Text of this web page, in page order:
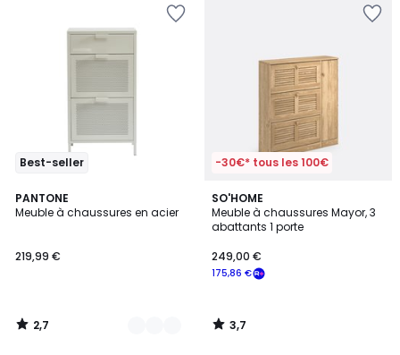
Best-seller
PANTONE
Meuble à chaussures en acier
219,99 €
2,7
/ 5
8
Couleurs
2,7
/
-30€* tous les 100€
SO'HOME
Meuble à chaussures Mayor, 3
abattants 1 porte
175,86 €
249,00 €
3,7
/ 5
3,7
/